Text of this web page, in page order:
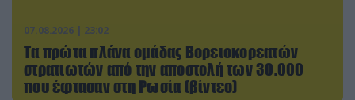
07.08.2026 | 23:02
Τα πρώτα πλάνα ομάδας Βορειοκορεατών
στρατιωτών από την αποστολή των 30.000
που έφτασαν στη Ρωσία (βίντεο)